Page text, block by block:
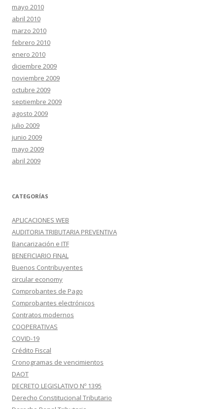
mayo 2010
abril 2010
marzo 2010
febrero 2010
enero 2010
diciembre 2009
noviembre 2009
octubre 2009
septiembre 2009
agosto 2009
julio 2009
junio 2009
mayo 2009
abril 2009
CATEGORÍAS
APLICACIONES WEB
AUDITORIA TRIBUTARIA PREVENTIVA
Bancarización e ITF
BENEFICIARIO FINAL
Buenos Contribuyentes
circular economy
Comprobantes de Pago
Comprobantes electrónicos
Contratos modernos
COOPERATIVAS
COVID-19
Crédito Fiscal
Cronogramas de vencimientos
DAOT
DECRETO LEGISLATIVO Nº 1395
Derecho Constitucional Tributario